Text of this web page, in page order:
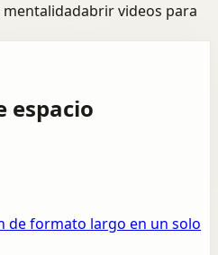
abrir videos para
espacio
de formato largo en un solo